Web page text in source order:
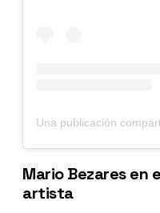
Mario Bezares en
artista